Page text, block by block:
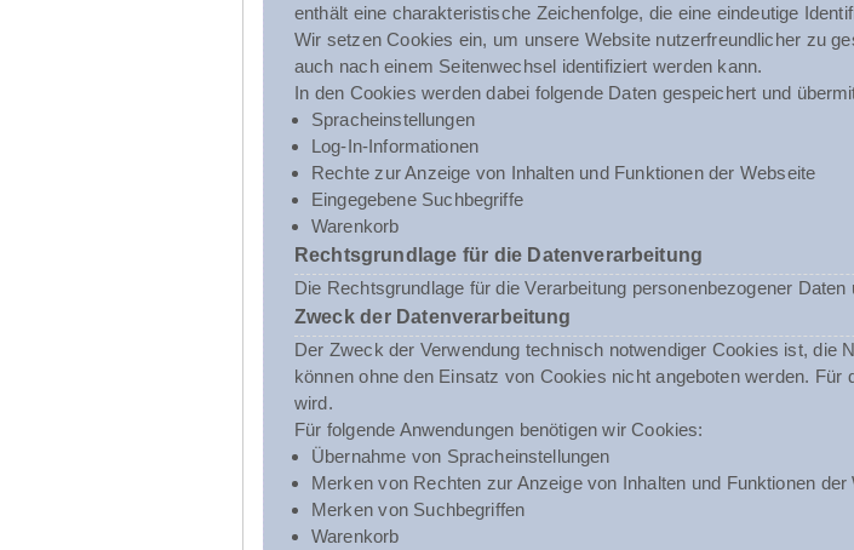
enthält eine charakteristische Zeichenfolge, die eine eindeutige
Wir setzen Cookies ein, um unsere Website nutzerfreundlicher zu
auch nach einem Seitenwechsel identifiziert werden kann.
In den Cookies werden dabei folgende Daten gespeichert und
Spracheinstellungen
Log-In-Informationen
Rechte zur Anzeige von Inhalten und Funktionen der Webseite
Eingegebene Suchbegriffe
Warenkorb
Rechtsgrundlage für die Datenverarbeitung
Die Rechtsgrundlage für die Verarbeitung personenbezogener
Zweck der Datenverarbeitung
Der Zweck der Verwendung technisch notwendiger Cookies ist, die
können ohne den Einsatz von Cookies nicht angeboten werden.
wird.
Für folgende Anwendungen benötigen wir Cookies:
Übernahme von Spracheinstellungen
Merken von Rechten zur Anzeige von Inhalten und Funktionen der
Merken von Suchbegriffen
Warenkorb